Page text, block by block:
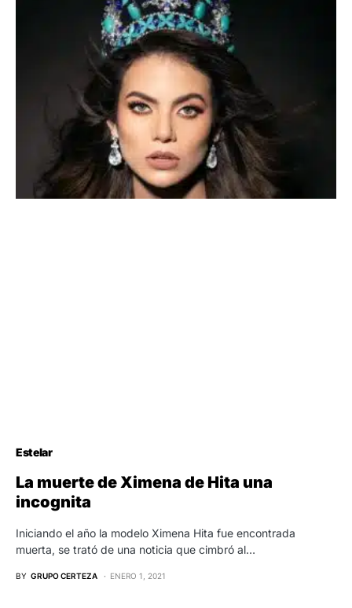
Estelar
La muerte de Ximena de Hita una
incognita
Iniciando el año la modelo Ximena Hita fue encontrada
muerta, se trató de una noticia que cimbró al…
BY GRUPO CERTEZA ENERO 1, 2021